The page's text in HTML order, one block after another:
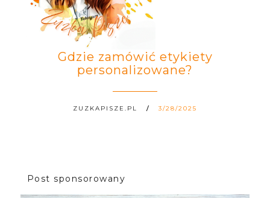
Gdzie zamówić etykiety
personalizowane?
ZUZKAPISZE.PL 3/28/2025
Post sponsorowany